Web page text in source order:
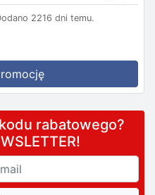
2216 dni temu.
rabatowego?